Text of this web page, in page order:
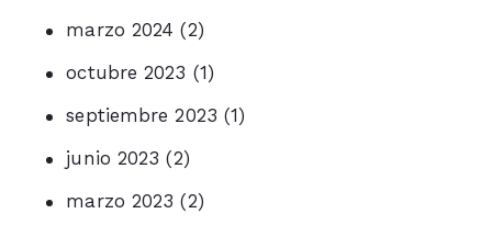
marzo 2024 (2)
octubre 2023 (1)
septiembre 2023 (1)
junio 2023 (2)
marzo 2023 (2)